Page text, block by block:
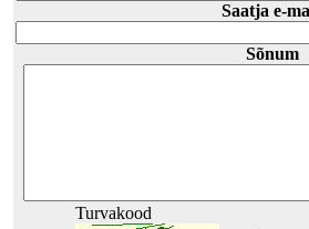
Saatja e-
Sõnum
Turvakood